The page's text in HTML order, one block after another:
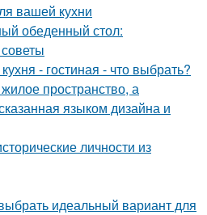
вашей кухни
обеденный стол:
- гостиная - что выбрать?
пространство, а
языком дизайна и
личности из
идеальный вариант для